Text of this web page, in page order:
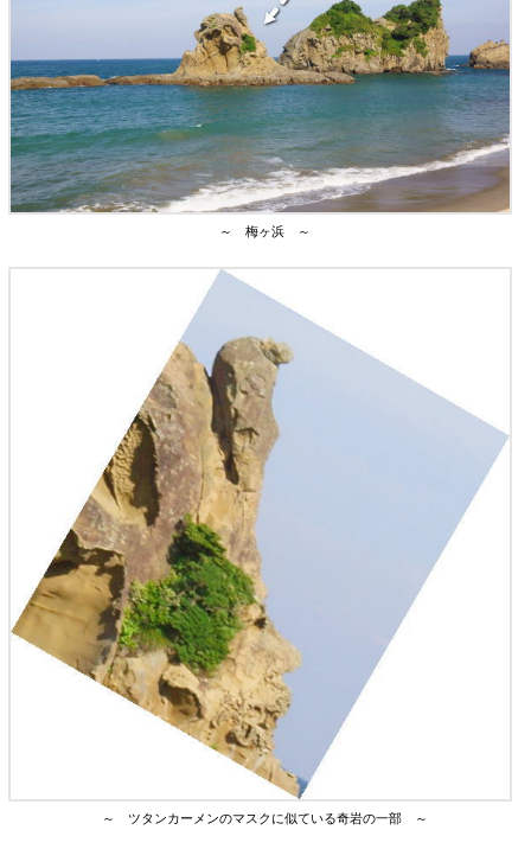
～ 梅ヶ浜 ～
～ ツタンカーメンのマスクに似ている奇岩の一部 ～